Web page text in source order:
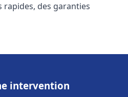
rapides, des garanties
intervention